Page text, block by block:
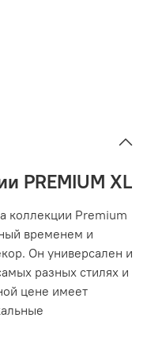
PREMIUM XL
коллекции Premium
временем и
Он универсален и
разных стилях и
цене имеет